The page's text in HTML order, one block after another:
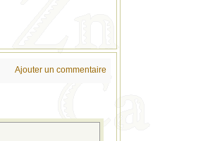
Ajouter un commentaire